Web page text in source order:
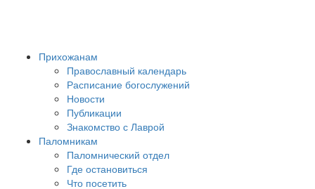
Прихожанам
Православный календарь
Расписание богослужений
Новости
Публикации
Знакомство с Лаврой
Паломникам
Паломнический отдел
Где остановиться
Что посетить